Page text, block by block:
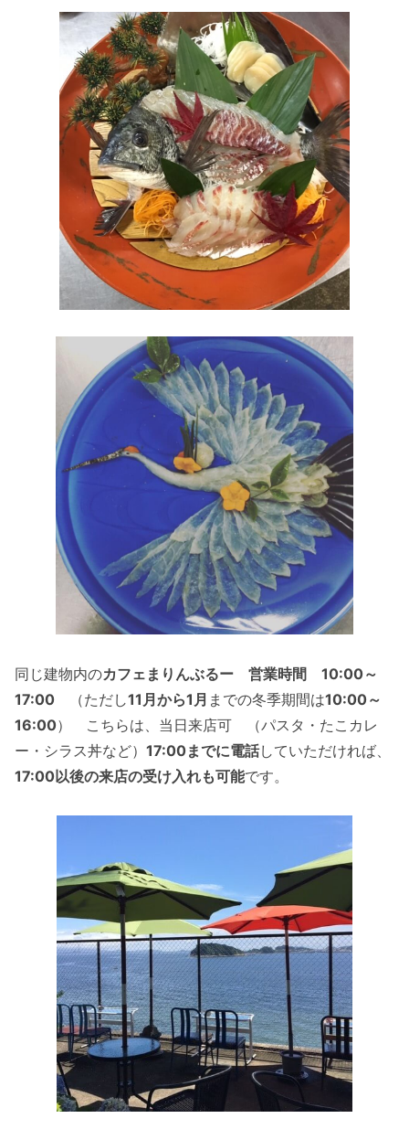
同じ建物内のカフェまりんぶるー
営業時間 10:00～
17:00 （ただし11月から1月 までの冬季期間は10:00～
16:00） こちらは、当日来店可 （パスタ・たこカレ
ー・シラス丼など） 17:00までに電話していただければ、
17:00以後の来店の受け入れも可能です。